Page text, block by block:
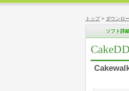
トップ> ダウンロ
ソフト詳